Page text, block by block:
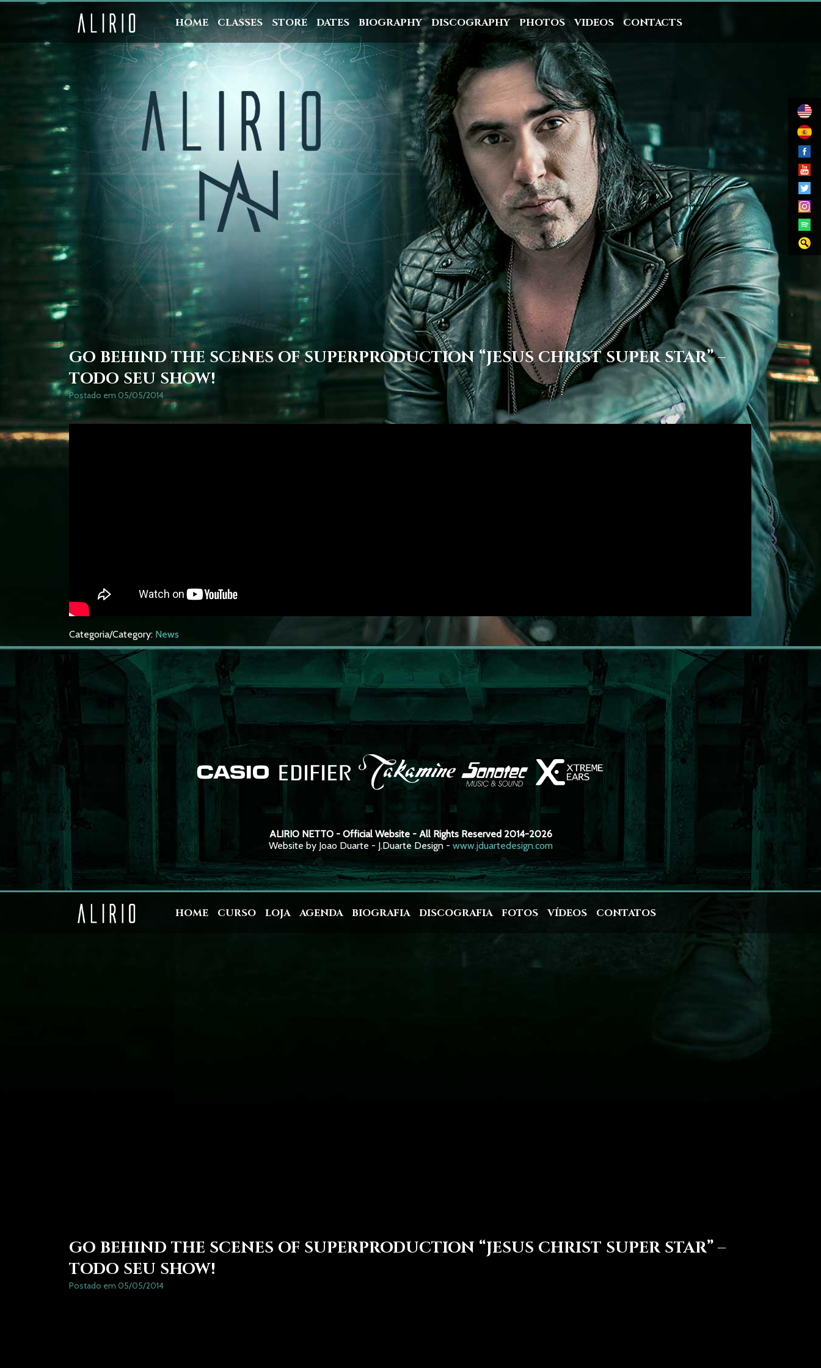
HOME CLASSES STORE DATES BIOGRAPHY DISCOGRAPHY PHOTOS VIDEOS CONTACTS
GO BEHIND THE SCENES OF SUPERPRODUCTION “JESUS CHRIST SUPER STAR” –
TODO SEU SHOW!
Postado em 05/05/2014
Categoria/Category: News
ALIRIO NETTO - Official Website - All Rights Reserved 2014-2026
Website by Joao Duarte - J.Duarte Design - www.jduartedesign.com
HOME CURSO LOJA AGENDA BIOGRAFIA DISCOGRAFIA FOTOS VÍDEOS CONTATOS
GO BEHIND THE SCENES OF SUPERPRODUCTION “JESUS CHRIST SUPER STAR” –
TODO SEU SHOW!
Postado em 05/05/2014